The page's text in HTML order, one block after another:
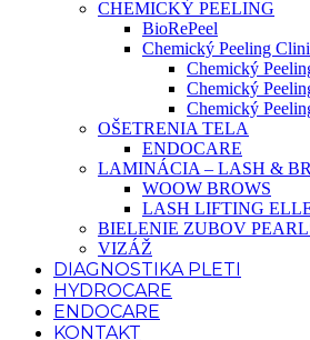
CHEMICKÝ PEELING
BioRePeel
Chemický Peeling
Chemický
Chemický
Chemický
OŠETRENIA TELA
ENDOCARE
LAMINÁCIA – LASH &
WOOW BROWS
LASH LIFTING
BIELENIE ZUBOV
VIZÁŽ
DIAGNOSTIKA PLETI
HYDROCARE
ENDOCARE
KONTAKT